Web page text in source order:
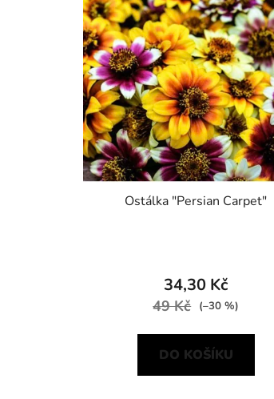
Ostálka "Persian Carpet"
34,30 Kč
49 Kč (–30 %)
DO KOŠÍKU